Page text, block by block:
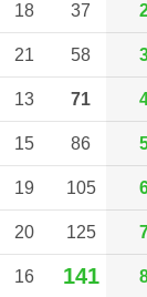
18 37
21 58
13 71
15 86
19 105
20 125
16 141